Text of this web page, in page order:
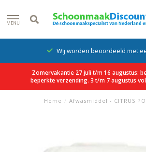
MENU
Wij worden beoordeeld met
Zomervakantie 27 juli t/m 16 augustus:
beperkte verzending. 3 t/m 7 augustus
Home / Afwasmiddel - CITRUS